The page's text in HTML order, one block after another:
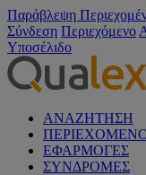
Παράβλεψη
Σύνδεση Περιεχόμενο
Υποσέλιδο
ΑΝΑΖΗΤΗΣΗ
ΕΦΑΡΜΟΓΕΣ
ΣΥΝΔΡΟΜΕΣ